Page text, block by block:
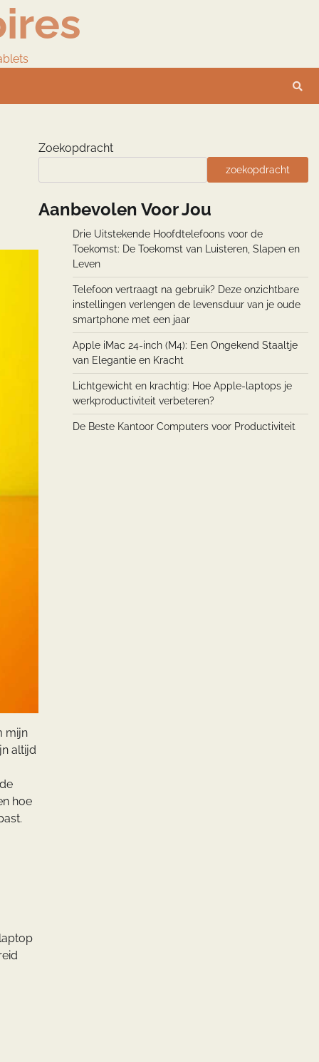
mijn
altijd
hoe
Zoekopdracht
zoekopdracht
Aanbevolen Voor Jou
Drie Uitstekende Hoofdtelefoons voor de
Toekomst: De Toekomst van Luisteren, Slapen en
Leven
Telefoon vertraagt na gebruik? Deze onzichtbare
instellingen verlengen de levensduur van je oude
smartphone met een jaar
Apple iMac 24-inch (M4): Een Ongekend Staaltje
van Elegantie en Kracht
Lichtgewicht en krachtig: Hoe Apple-laptops je
werkproductiviteit verbeteren?
De Beste Kantoor Computers voor Productiviteit